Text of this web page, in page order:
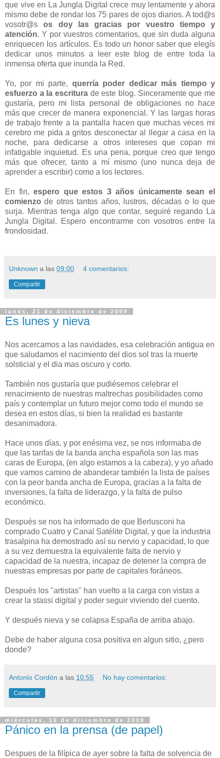
que vive en La Jungla Digital crece muy lentamente y ahora
mismo debe de rondar los 75 pares de ojos diarios. A tod@s
vosotr@sos doy las gracias por vuestro tiempo y
atención. Y por vuestros comentarios, que sin duda alguna
enriquecen los artículos. Es todo un honor saber que elegís
dedicar unos minutos a leer este blog de entre toda la
inmensa oferta que inunda la Red.
Yo, por mi parte, querría poder dedicar más tiempo y
esfuerzo a la escritura de este blog. Sinceramente que me
gustaría, pero mi lista personal de obligaciones no hace
más que crecer de manera exponencial. Y las largas horas
de trabajo frente a la pantalla hacen que muchas veces mi
cerebro me pida a gritos desconectar al llegar a casa en la
noche, para dedicarse a otros intereses que copan mi
infatigable inquietud. Es una pena, porque creo que tengo
más que ofrecer, tanto a mí mismo (uno nunca deja de
aprender a escribir) como a los lectores.
En fin,espero que estos 3 años únicamente sean el
comienzo de otros tantos años, lustros, décadas o lo que
surja. Mientras tenga algo que contar, seguiré regando La
Jungla Digital. Espero encontrarme con vosotros entre la
frondosidad.
Unknown a las 09:00 4 comentarios:
Compartir
lunes, 21 de diciembre de 2009
Es lunes y nieva
Nos acercamos a las navidades, esa celebración antigua en
que saludamos el nacimiento del dios sol tras la muerte
solsticial y el dia mas oscuro y corto.
También nos gustaría que pudiésemos celebrar el
renacimiento de nuestras maltrechas posibilidades como
país y contemplar un futuro mejor como todo el mundo se
desea en estos días, si bien la realidad es bastante
desanimadora.
Hace unos días, y por enésima vez, se nos informaba de
que las tarifas de la banda ancha española son las mas
caras de Europa, (en algo estamos a la cabeza), y yo añado
que vamos camino de abanderar también la lista de países
con la peor banda ancha de Europa, gracias a la falta de
inversiones, la falta de liderazgo, y la falta de pulso
económico.
Después se nos ha informado de que Berlusconi ha
comprado Cuatro y Canal Satélite Digital, y que la industria
trasalpina ha demostrado así su nervio y capacidad, lo que
a su vez demuestra la equivalente falta de nervio y
capacidad de la nuestra, incapaz de detener la compra de
nuestras empresas por parte de capitales foráneos.
Después los "artistas" han vuelto a la carga con vistas a
crear la stassi digital y poder seguir viviendo del cuento.
Y después nieva y se colapsa España de arriba abajo.
Debe de haber alguna cosa positiva en algun sitio, ¿pero
donde?
Antonio Cordón a las 10:55 No hay comentarios:
Compartir
miércoles, 16 de diciembre de 2009
Pánico en la prensa (de papel)
Despues de la filípica de ayer sobre la falta de solvencia de